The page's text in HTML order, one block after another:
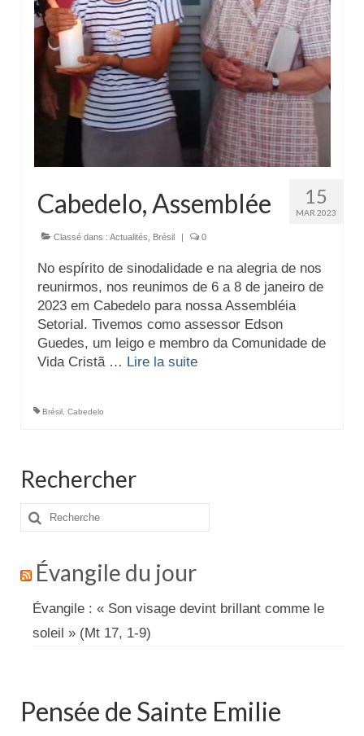
Actualités
Tutelle
15
MAR 2023
Cabedelo, Assemblée
Classé dans : Actualités Brésil 0
No espírito de sinodalidade e na alegria de nos
reunirmos, nos reunimos de 6 a 8 de janeiro de
2023 em Cabedelo para nossa Assembléia
Setorial. Tivemos como assessor Edson
Guedes, um leigo e membro da Comunidade de
Vida Cristã … Lire la suite­­
Brésil, Cabedelo
Rechercher
Rechercher
:
Évangile du jour
Évangile : « Son visage devint brillant comme le
soleil » (Mt 17, 1-9)
Pensée de Sainte Emilie